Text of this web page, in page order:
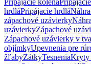
Pripájacie kolená
hrdláPripájacie hrdlá
zápachové uzávierky
uzávierkyZápachové
Zápachové uzávierky v
objímkyUpevnenia pre
žľabyZátkyTesneniaKryty